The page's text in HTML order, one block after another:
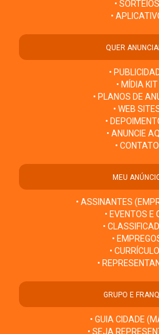
• SORTEIOS
•
QUER
•
• MÍDIA KIT
• PLANOS DE
• WEB
•
• ANUNCIE
• CONTATO
MEU
• ASSINANTES
• EVENTOS E
•
•
•
•
GRUPO E
• GUIA CIDADE
• SEJA